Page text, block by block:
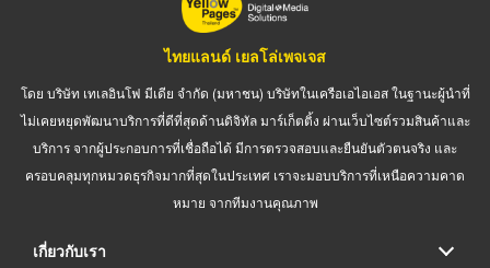
ไทยแลนด์ เยลโล่เพจเจส
โดย บริษัท เทเลอินโฟ มีเดีย จำกัด (มหาชน) บริษัทในเครือเอไอเอส ในฐานะผู้นำที่
ไม่เคยหยุดพัฒนาบริการที่ดีที่สุดด้านดิจิทัล มาร์เก็ตติ้ง ผ่านเว็บไซต์รวมสินค้าและ
บริการ จากผู้ประกอบการที่เชื่อถือได้ มีการตรวจสอบและยืนยันตัวตนจริง และ
ครอบคลุมทุกหมวดธุรกิจมากที่สุดในประเทศ เราจะมอบบริการที่เหนือความคาด
หมาย จากทีมงานคุณภาพ
เกี่ยวกับเรา